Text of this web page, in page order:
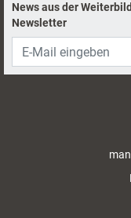
News aus der
Newsletter